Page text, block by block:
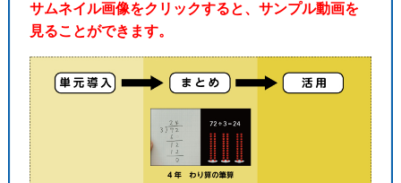
サムネイル画像をクリックすると、サンプル動画を
見ることができます。